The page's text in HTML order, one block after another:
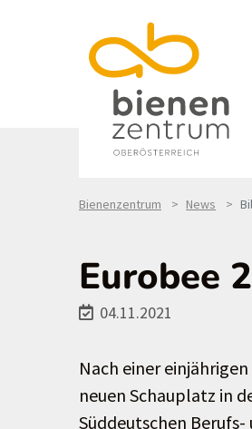
Bienenzentrum News
Eurobee
04.11.2021
Nach einer
neuen Schauplatz in
Süddeutschen